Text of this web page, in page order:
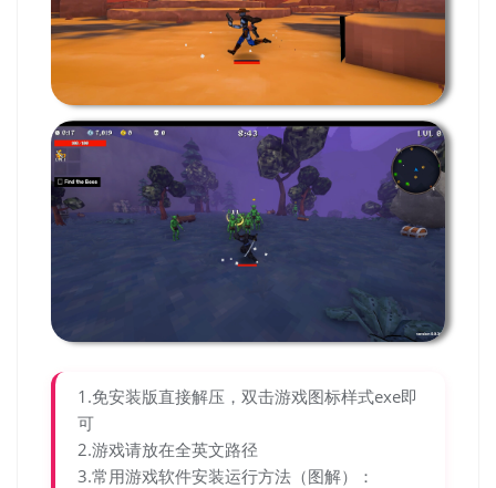
1.免安装版直接解压，双击游戏图标样式exe即
可
2.游戏请放在全英文路径
3.常用游戏软件安装运行方法（图解）：